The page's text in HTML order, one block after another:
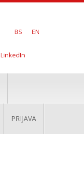
BS EN
LinkedIn
PRIJAVA